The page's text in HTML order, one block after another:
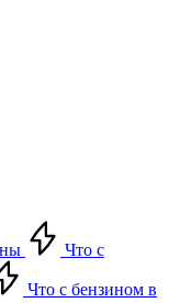
Что с
Что с бензином в